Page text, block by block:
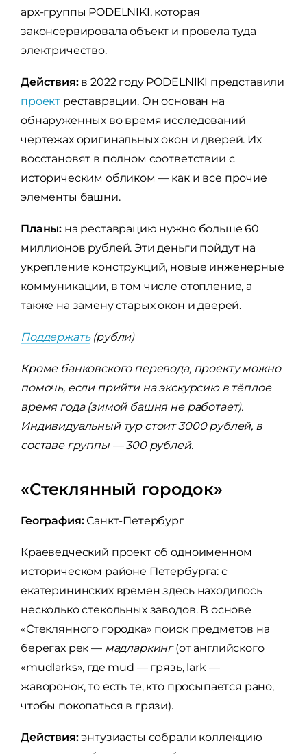
арх-группы PODELNIKI, которая
законсервировала объект и провела туда
электричество.
Действия: в 2022 году PODELNIKI представили
проект реставрации. Он основан на
обнаруженных во время исследований
чертежах оригинальных окон и дверей. Их
восстановят в полном соответствии с
историческим обликом — как и все прочие
элементы башни.
Планы: на реставрацию нужно больше 60
миллионов рублей. Эти деньги пойдут на
укрепление конструкций, новые инженерные
коммуникации, в том числе отопление, а
также на замену старых окон и дверей.
Поддержать(рубли)
Кроме банковского перевода, проекту можно
помочь, если прийти на экскурсию в тёплое
время года (зимой башня не работает).
Индивидуальный тур стоит 3000 рублей, в
составе группы — 300 рублей.
«Стеклянный городок»
География:Санкт-Петербург
Краеведческий проект об одноименном
историческом районе Петербурга: с
екатерининских времен здесь находилось
несколько стекольных заводов. В основе
«Стеклянного городка» поиск предметов на
берегах рек — мадларкинг(от английского
«mudlarks», где mud — грязь, lark —
жаворонок, то есть те, кто просыпается рано,
чтобы покопаться в грязи).
Действия:энтузиасты собрали коллекцию